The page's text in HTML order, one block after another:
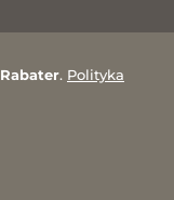
Rabater. Polityka